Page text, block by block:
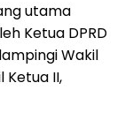
utama
Ketua DPRD
Wakil
Ketua II,